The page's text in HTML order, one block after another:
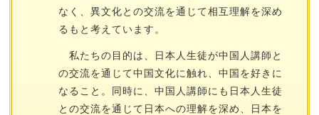
なく、異文化との交流を通じて相互理解を深め
るもと考えています。
私たちの目的は、日本人生徒が中国人講師と
の交流を通じて中国文化に触れ、中国を好きに
なること。同時に、中国人講師にも日本人生徒
との交流を通じて日本への理解を深め、日本を